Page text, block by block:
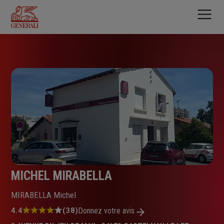
contenu
principal
MICHEL MIRABELLA
MIRABELLA Michel
Note
4.4 (38)Donnez votre avis